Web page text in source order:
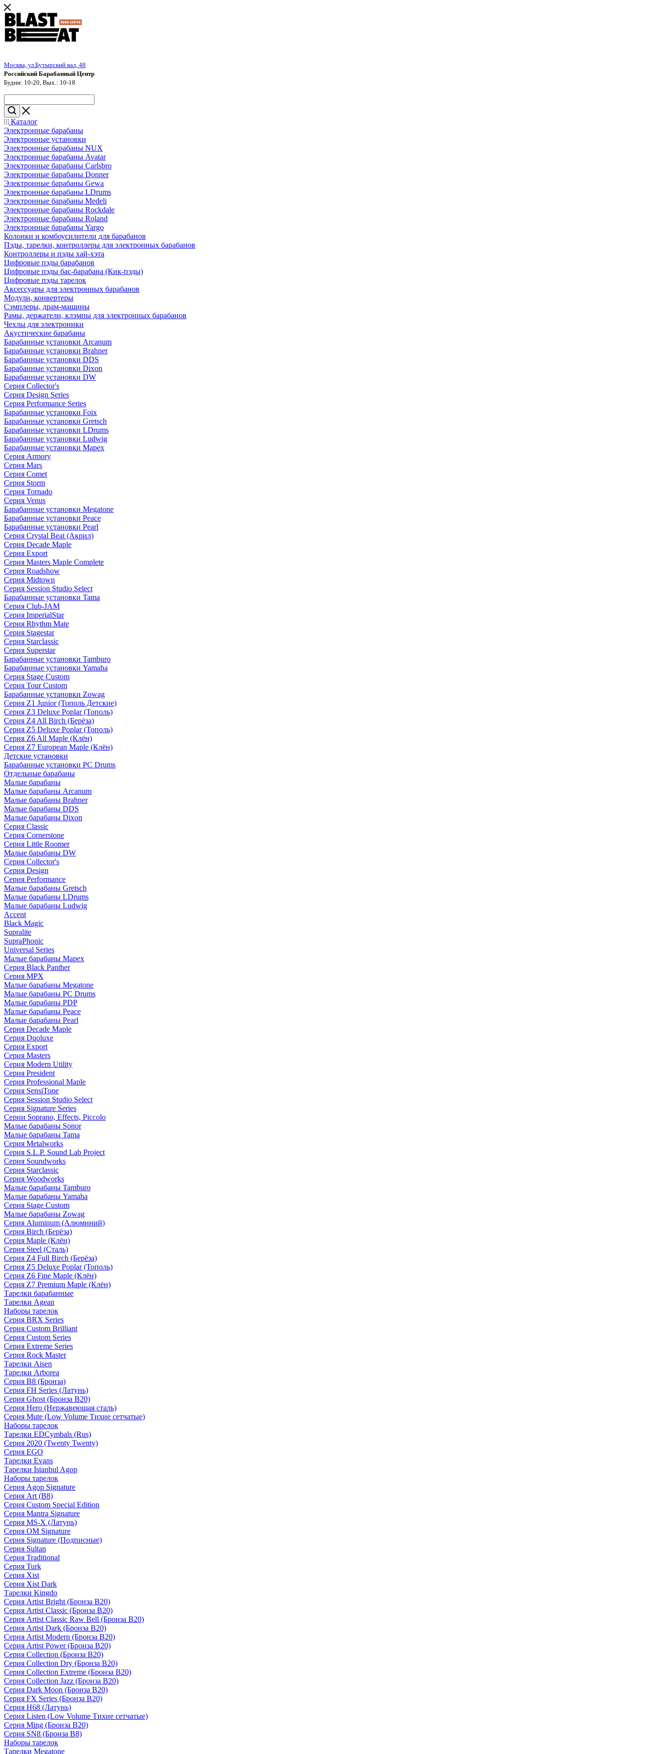
Москва, ул.Бутырский вал, 48
Российский Барабанный Центр
Будни: 10-20, Вых.: 10-18
Каталог
Электронные барабаны
Электронные установки
Электронные барабаны NUX
Электронные барабаны Avatar
Электронные барабаны Carlsbro
Электронные барабаны Donner
Электронные барабаны Gewa
Электронные барабаны LDrums
Электронные барабаны Medeli
Электронные барабаны Rockdale
Электронные барабаны Roland
Электронные барабаны Yargo
Колонки и комбоусилители для барабанов
Пэды, тарелки, контроллеры для электронных барабанов
Контроллеры и пэды хай-хэта
Цифровые пэды барабанов
Цифровые пэды бас-барабана (Кик-пэды)
Цифровые пэды тарелок
Аксессуары для электронных барабанов
Модули, конвертеры
Сэмплеры, драм-машины
Рамы, держатели, клэмпы для электронных барабанов
Чехлы для электроники
Акустические барабаны
Барабанные установки Arcanum
Барабанные установки Brahner
Барабанные установки DDS
Барабанные установки Dixon
Барабанные установки DW
Серия Collector's
Серия Design Series
Серия Performance Series
Барабанные установки Foix
Барабанные установки Gretsch
Барабанные установки LDrums
Барабанные установки Ludwig
Барабанные установки Mapex
Серия Armory
Серия Mars
Серия Comet
Серия Storm
Серия Tornado
Серия Venus
Барабанные установки Megatone
Барабанные установки Peace
Барабанные установки Pearl
Серия Crystal Beat (Акрил)
Серия Decade Maple
Серия Export
Серия Masters Maple Complete
Серия Roadshow
Серия Midtown
Серия Session Studio Select
Барабанные установки Tama
Серия Club-JAM
Серия ImperialStar
Серия Rhythm Mate
Серия Stagestar
Серия Starclassic
Серия Superstar
Барабанные установки Tamburo
Барабанные установки Yamaha
Серия Stage Custom
Серия Tour Custom
Барабанные установки Zowag
Серия Z1 Junior (Тополь Детские)
Серия Z3 Deluxe Poplar (Тополь)
Серия Z4 All Birch (Берёза)
Серия Z5 Deluxe Poplar (Тополь)
Серия Z6 All Maple (Клён)
Серия Z7 European Maple (Клён)
Детские установки
Барабанные установки PC Drums
Отдельные барабаны
Малые барабаны
Малые барабаны Arcanum
Малые барабаны Brahner
Малые барабаны DDS
Малые барабаны Dixon
Серия Classic
Серия Cornerstone
Серия Little Roomer
Малые барабаны DW
Серия Collector's
Серия Design
Серия Performance
Малые барабаны Gretsch
Малые барабаны LDrums
Малые барабаны Ludwig
Accent
Black Magic
Supralite
SupraPhonic
Universal Series
Малые барабаны Mapex
Серия Black Panther
Серия MPX
Малые барабаны Megatone
Малые барабаны PC Drums
Малые барабаны PDP
Малые барабаны Peace
Малые барабаны Pearl
Серия Decade Maple
Серия Duoluxe
Серия Export
Серия Masters
Серия Modern Utility
Серия President
Серия Professional Maple
Серия SensiTone
Серия Session Studio Select
Серия Signature Series
Серии Soprano, Effects, Piccolo
Малые барабаны Sonor
Малые барабаны Tama
Серия Metalworks
Серия S.L.P. Sound Lab Project
Серия Soundworks
Серия Starclassic
Серия Woodworks
Малые барабаны Tamburo
Малые барабаны Yamaha
Серия Stage Custom
Малые барабаны Zowag
Серия Aluminum (Алюминий)
Серия Birch (Берёза)
Серия Maple (Клён)
Серия Steel (Сталь)
Серия Z4 Full Birch (Берёза)
Серия Z5 Deluxe Poplar (Тополь)
Серия Z6 Fine Maple (Клён)
Серия Z7 Premium Maple (Клён)
Тарелки барабанные
Тарелки Agean
Наборы тарелок
Серия BRX Series
Серия Custom Brilliant
Серия Custom Series
Серия Extreme Series
Серия Rock Master
Тарелки Aisen
Тарелки Arborea
Серия B8 (Бронза)
Серия FH Series (Латунь)
Серия Ghost (Бронза B20)
Серия Hero (Нержавеющая сталь)
Серия Mute (Low Volume Тихие сетчатые)
Наборы тарелок
Тарелки EDCymbals (Rus)
Серия 2020 (Twenty Twenty)
Серия EGO
Тарелки Evans
Тарелки Istanbul Agop
Наборы тарелок
Серия Agop Signature
Серия Art (B8)
Серия Custom Special Edition
Серия Mantra Signature
Серия MS-X (Латунь)
Серия OM Signature
Серия Signature (Подписные)
Серия Sultan
Серия Traditional
Серия Turk
Серия Xist
Серия Xist Dark
Тарелки Kingdo
Серия Artist Bright (Бронза B20)
Серия Artist Classic (Бронза B20)
Серия Artist Classic Raw Bell (Бронза B20)
Серия Artist Dark (Бронза B20)
Серия Artist Modern (Бронза B20)
Серия Artist Power (Бронза B20)
Серия Collection (Бронза B20)
Серия Collection Dry (Бронза B20)
Серия Collection Extreme (Бронза B20)
Серия Collection Jazz (Бронза B20)
Серия Dark Moon (Бронза B20)
Серия FX Series (Бронза B20)
Серия H68 (Латунь)
Серия Listen (Low Volume Тихие сетчатые)
Серия Ming (Бронза B20)
Серия SN8 (Бронза B8)
Наборы тарелок
Тарелки Megatone